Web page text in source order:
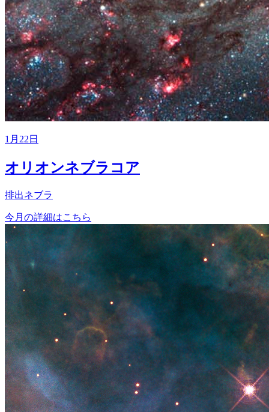
1月22日
オリオンネブラコア
排出ネブラ
今月の詳細はこちら